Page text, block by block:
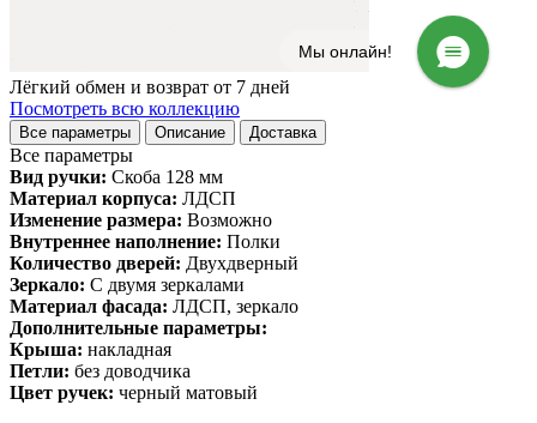
Лёгкий обмен и возврат от 7 дней
Посмотреть всю коллекцию
Все параметры Описание Доставка
Все параметры
Вид ручки: Скоба 128 мм
Материал корпуса: ЛДСП
Изменение размера: Возможно
Внутреннее наполнение: Полки
Количество дверей: Двухдверный
Зеркало: С двумя зеркалами
Материал фасада: ЛДСП, зеркало
Дополнительные параметры:
Крыша: накладная
Петли: без доводчика
Цвет ручек: черный матовый
Мы онлайн!